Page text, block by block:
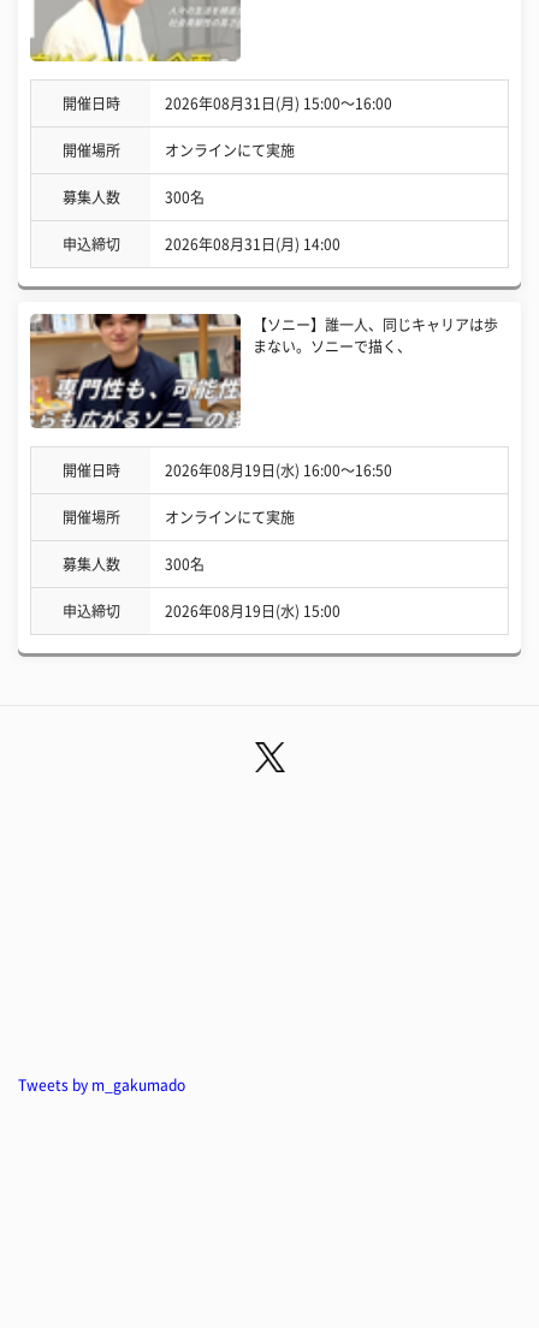
開催日時 2026年08月31日(月) 15:00〜16:00
開催場所 オンラインにて実施
募集人数 300名
申込締切 2026年08月31日(月) 14:00
【ソニー】誰一人、同じキャリアは歩
まない。ソニーで描く、
開催日時 2026年08月19日(水) 16:00〜16:50
開催場所 オンラインにて実施
募集人数 300名
申込締切 2026年08月19日(水) 15:00
Tweets by m_gakumado